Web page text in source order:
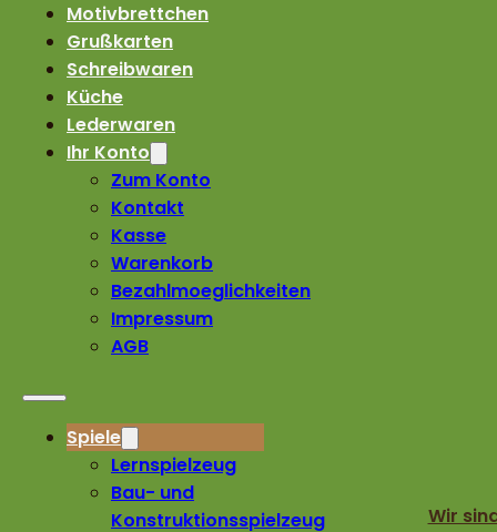
Motivbrettchen
Grußkarten
Schreibwaren
Küche
Lederwaren
Ihr Konto
Zum Konto
Kontakt
Kasse
Warenkorb
Bezahlmoeglichkeiten
Impressum
AGB
Spiele
Lernspielzeug
Bau- und
Konstruktionsspielzeug
Wir